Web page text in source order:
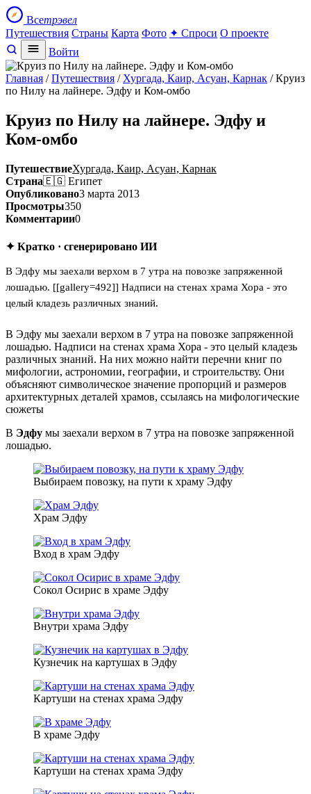
Всетрэвел
Путешествия Страны Карта Фото ✦ Спроси О проекте
Войти
Главная /Путешествия / Хургада, Каир, Асуан, Карнак / Круиз
по Нилу на лайнере. Эдфу и Ком-омбо
Круиз по Нилу на лайнере. Эдфу и
Ком-омбо
ПутешествиеХургада, Каир, Асуан, Карнак
Страна🇪🇬 Египет
Опубликовано3 марта 2013
Просмотры350
Комментарии0
✦ Кратко · сгенерировано ИИ
В Эдфу мы заехали верхом в 7 утра на повозке запряженной
лошадью. [[gallery=492]] Надписи на стенах храма Хора - это
целый кладезь различных знаний.
В Эдфу мы заехали верхом в 7 утра на повозке запряженной
лошадью. Надписи на стенах храма Хора - это целый кладезь
различных знаний. На них можно найти перечни книг по
мифологии, астрономии, географии, и строительству. Они
объясняют символическое значение пропорций и размеров
архитектурных деталей храмов, ссылаясь на мифологические
сюжеты
В Эдфу мы заехали верхом в 7 утра на повозке запряженной
лошадью.
Выбираем повозку, на пути к храму Эдфу
Храм Эдфу
Вход в храм Эдфу
Сокол Осирис в храме Эдфу
Внутри храма Эдфу
Кузнечик на картушах в Эдфу
Картуши на стенах храма Эдфу
В храме Эдфу
Картуши на стенах храма Эдфу